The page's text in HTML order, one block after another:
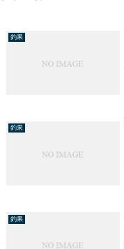
釣果
釣果
釣果